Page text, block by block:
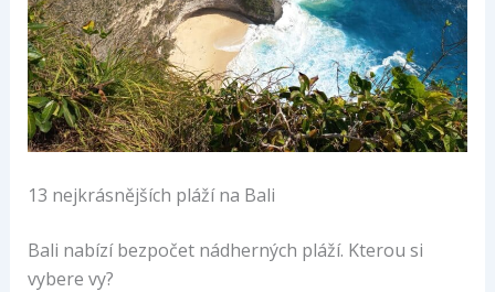
13 nejkrásnějších pláží na Bali
Bali nabízí bezpočet nádherných pláží. Kterou si
vybere vy?